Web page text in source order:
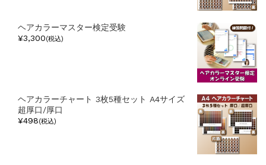
ヘアカラーマスター検定受験
¥3,300(税込)
ヘアカラーチャート 3枚5種セット A4サイズ
超厚口/厚口
¥498(税込)